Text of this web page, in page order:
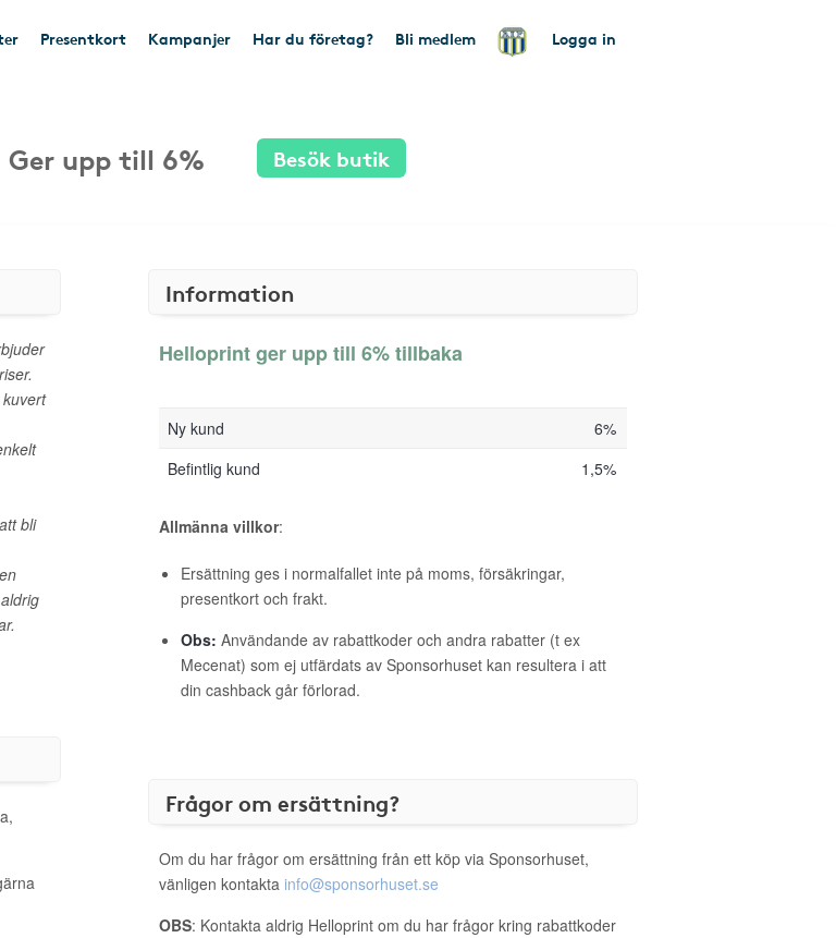
Presentkort Kampanjer Har du företag? Bli medlem Logga in
Ger upp till 6% Besök butik
bli
Information
Helloprint ger upp till 6% tillbaka
Ny kund
6%
Befintlig kund
1,5%
Allmänna villkor:
Ersättning ges i normalfallet inte på moms, försäkringar,
presentkort och frakt.
Obs: Användande av rabattkoder och andra rabatter (t ex
Mecenat) som ej utfärdats av Sponsorhuset kan resultera i att
din cashback går förlorad.
Frågor om ersättning?
Om du har frågor om ersättning från ett köp via Sponsorhuset,
vänligen kontakta info@sponsorhuset.se
OBS: Kontakta aldrig Helloprint om du har frågor kring rabattkoder